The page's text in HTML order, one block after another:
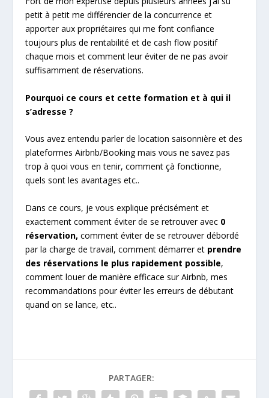
petit à petit me différencier de la concurrence et
apporter aux propriétaires qui me font confiance
toujours plus de rentabilité et de cash flow positif
chaque mois et comment leur éviter de ne pas avoir
suffisamment de réservations.
Pourquoi ce cours et cette formation et à qui il
s’adresse ?
Vous avez entendu parler de location saisonnière et des
plateformes Airbnb/Booking mais vous ne savez pas
trop à quoi vous en tenir, comment çà fonctionne,
quels sont les avantages etc..
Dans ce cours, je vous explique précisément et
exactement comment éviter de se retrouver avec 0
réservation, comment éviter de se retrouver débordé
par la charge de travail, comment démarrer et prendre
des réservations le plus rapidement possible,
comment louer de manière efficace sur Airbnb, mes
recommandations pour éviter les erreurs de débutant
quand on se lance, etc..
PARTAGER: